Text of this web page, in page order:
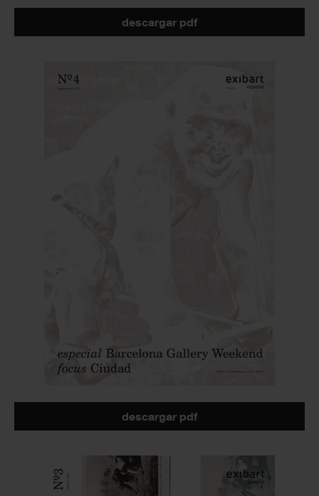
descargar pdf
descargar pdf